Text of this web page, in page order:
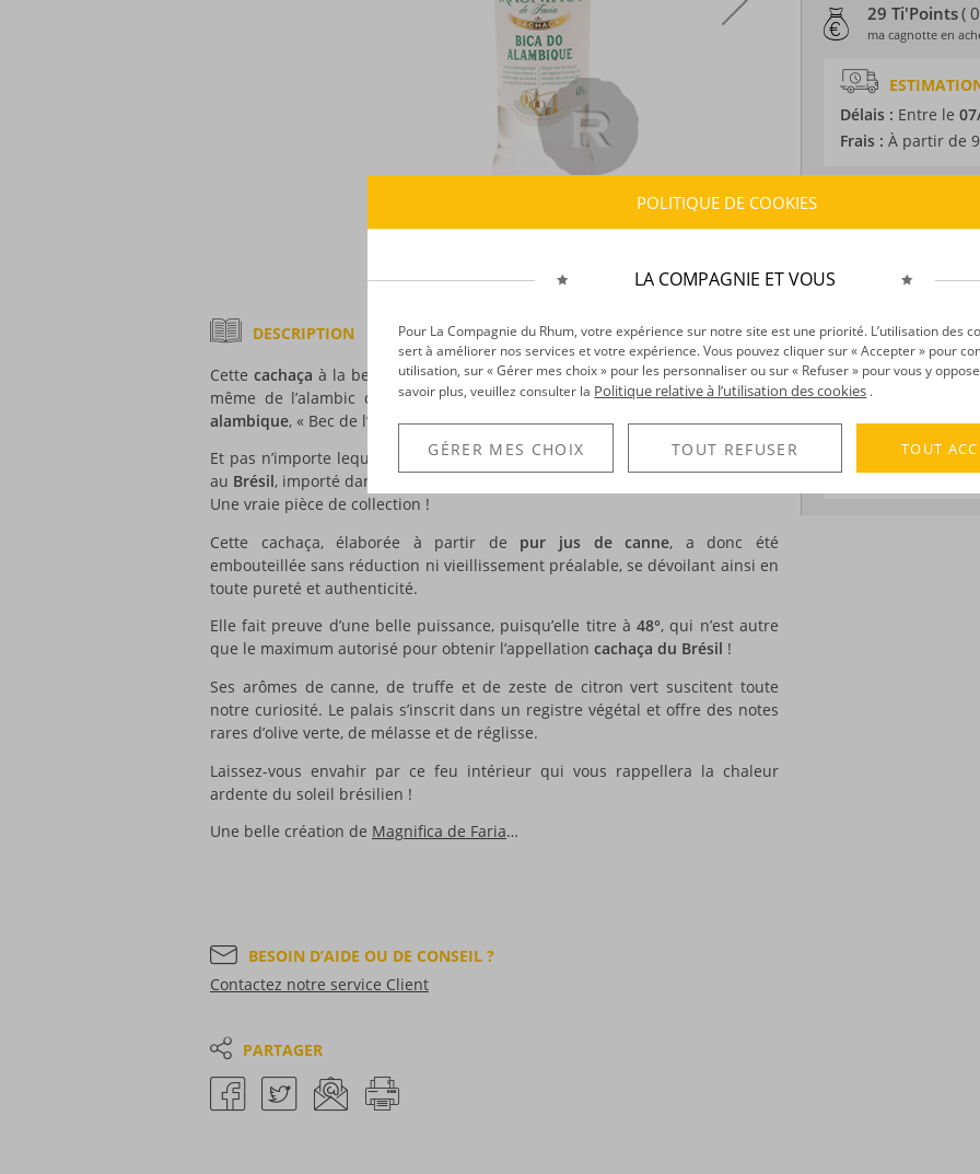
29 Ti'Points(
ma cagnotte en
Délais : Entre le
Frais : À partir de
Distillation :
Degré :48°
Médailles : Master
DÉCOUVERTE
Voir tous les
DESCRIPTION
Cette cachaça à la belle robe cristalline a été puisée à la source : à la sortie
même de l’alambic qui a assuré sa distillation… d’où son nom :Bica do
alambique, « Bec de l’alambic » en portugais.
Et pas n’importe lequel : un triple alambic de cuivre, le premier de ce genre
au Brésil, importé dans le pays en 1985 et qui répond au doux nom d’
Une vraie pièce de collection !
Cette cachaça, élaborée à partir de pur jus de canne, a donc été
embouteillée sans réduction ni vieillissement préalable, se dévoilant ainsi en
toute pureté et authenticité.
Elle fait preuve d’une belle puissance, puisqu’elle titre à48°, qui n’est autre
que le maximum autorisé pour obtenir l’appellation cachaça du Brésil !
Ses arômes de canne, de truffe et de zeste de citron vert suscitent toute
notre curiosité. Le palais s’inscrit dans un registre végétal et offre des notes
rares d’olive verte, de mélasse et de réglisse.
Laissez-vous envahir par ce feu intérieur qui vous rappellera la chaleur
ardente du soleil brésilien !
Une belle création de Magnifica de Faria…
BESOIN D’AIDE OU DE CONSEIL ?
Contactez notre service Client
PARTAGER
POLITIQUE DE COOKIES
LA COMPAGNIE ET VOUS
Pour La Compagnie du Rhum, votre expérience sur notre site est une priorité. L’utilisation des
sert à améliorer nos services et votre expérience. Vous pouvez cliquer sur « Accepter » pour
utilisation, sur « Gérer mes choix » pour les personnaliser ou sur « Refuser » pour vous y
savoir plus, veuillez consulter la Politique relative à l’utilisation des cookies .
GÉRER MES CHOIX TOUT REFUSER TOUT